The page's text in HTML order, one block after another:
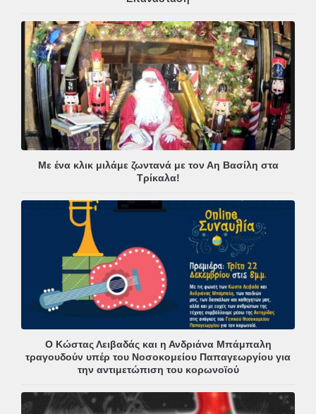
Με ένα κλικ μιλάμε ζωντανά με τον Αη Βασίλη στα
Τρίκαλα!
Ο Κώστας Λειβαδάς και η Ανδριάνα Μπάμπαλη
τραγουδούν υπέρ του Νοσοκομείου Παπαγεωργίου για
την αντιμετώπιση του κορωνοϊού